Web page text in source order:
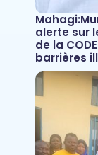
alerte sur
de la
barrières